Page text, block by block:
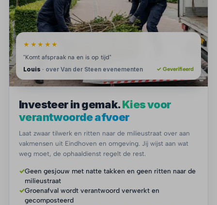
★★★★★
"Komt afspraak na en is op tijd"
Louis · over Van der Steen evenementen ✓ Geverifieerd
Investeer in gemak.Kies voor
verantwoorde afvoer
Laat zwaar tilwerk en ritten naar de milieustraat over aan
vakmensen uit Eindhoven en omgeving. Jij wijst aan wat
weg moet, de ophaaldienst regelt de rest.
✓Geen gesjouw met natte takken en geen ritten naar de
milieustraat
✓Groenafval wordt verantwoord verwerkt en
gecomposteerd